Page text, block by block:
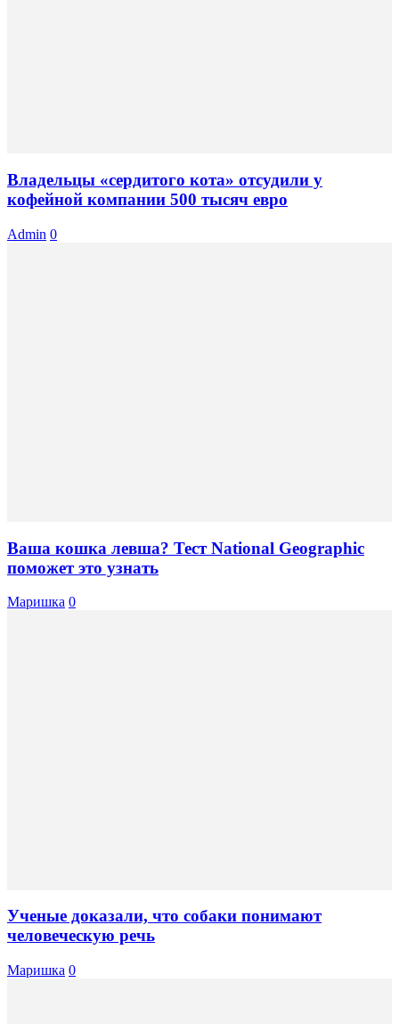
Владельцы «сердитого кота» отсудили у
кофейной компании 500 тысяч евро
Admin 0
Ваша кошка левша? Тест National Geographic
поможет это узнать
Маришка 0
Ученые доказали, что собаки понимают
человеческую речь
Маришка 0